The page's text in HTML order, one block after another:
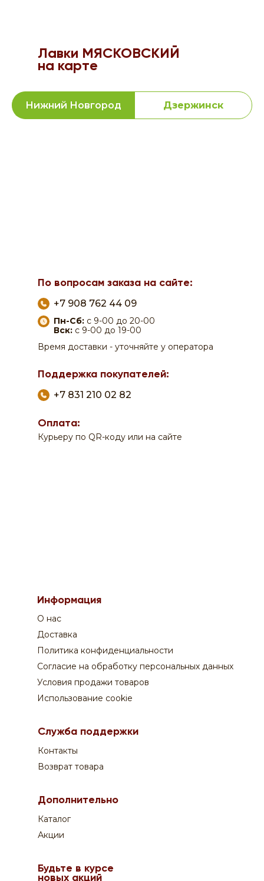
Лавки МЯСКОВСКИЙ
на карте
Нижний Новгород Дзержинск
+7 908 762 44 09
+7 831 210 02 82
Пн-Сб: с 9-00 до 20-00
Вск: с 9-00 до 19-00
Время доставки - уточняйте у оператора
Курьеру по QR-коду или на сайте
По вопросам заказа на сайте:
Оплата:
Поддержка покупателей:
+7 908 762 44 09
+7 831 210 02 82
Пн-Сб:
Время доставки - уточняйте у оператора
Курьеру по QR-коду или на сайте
Поддержка покупателей:
Информация
Условия продажи товаров
Использование cookie
О нас
Доставка
Политика конфиденциальности
Согласие на обработку персональных данных
Служба поддержки
Контакты
Возврат товара
Будьте в курсе
новых акций
Дополнительно
Каталог
Акции